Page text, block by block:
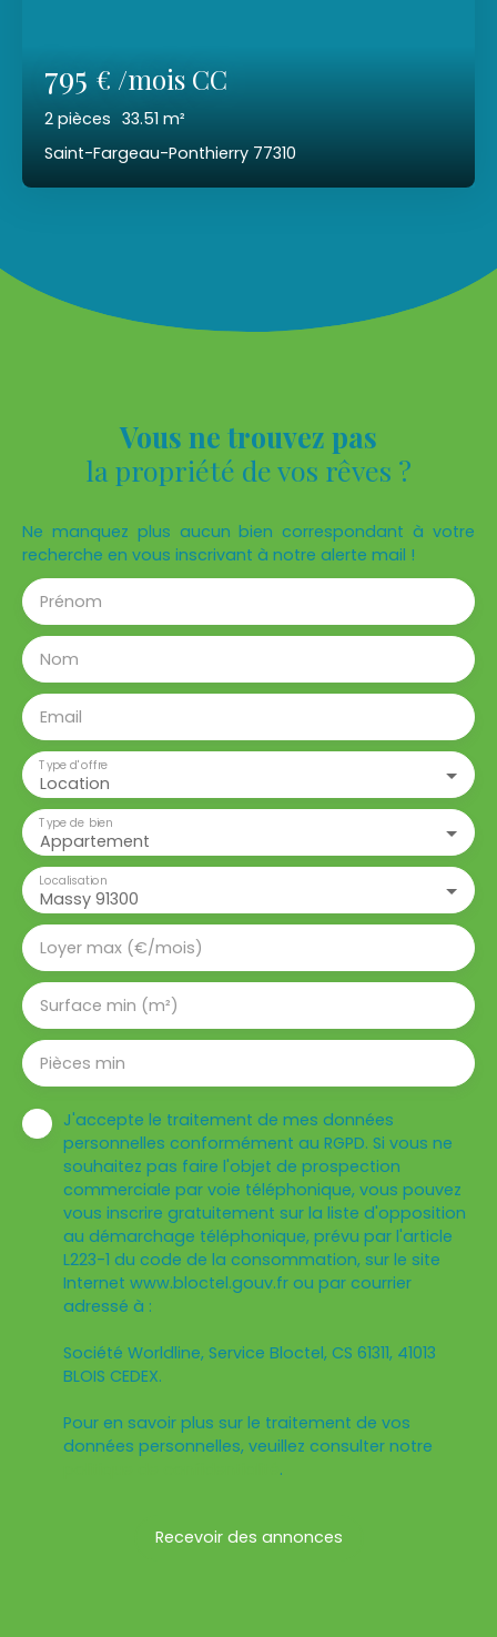
795 € /mois CC
2 pièces 33.51 m²
Saint-Fargeau-Ponthierry 77310
Vous ne trouvez pas
la propriété de vos rêves ?
Ne manquez plus aucun bien correspondant à votre
recherche en vous inscrivant à notre alerte mail !
Prénom
Nom
Email
Location
Type d'offre
Appartement
Type de bien
Massy 91300
Localisation
Loyer max (€/mois)
Surface min (m²)
Pièces min
J'accepte le traitement de mes données
personnelles conformément au RGPD. Si vous ne
souhaitez pas faire l'objet de prospection
commerciale par voie téléphonique, vous pouvez
vous inscrire gratuitement sur la liste d'opposition
au démarchage téléphonique, prévu par l'article
L223-1 du code de la consommation, sur le site
Internet www.bloctel.gouv.fr ou par courrier
adressé à :
Société Worldline, Service Bloctel, CS 61311, 41013
BLOIS CEDEX.
Pour en savoir plus sur le traitement de vos
données personnelles, veuillez consulter notre
.
Recevoir des annonces